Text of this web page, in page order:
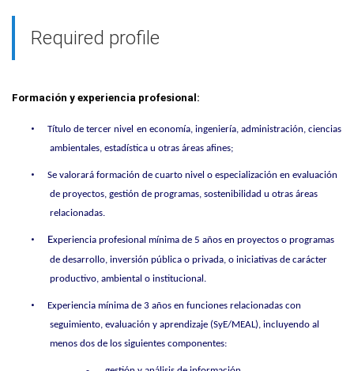
Required profile
Formación y experiencia profesional:
• Título de tercer nivel en economía, ingeniería, administración, ciencias
ambientales, estadística u otras áreas afines;
•
Se valorará formación de cuarto nivel o especialización en evaluación
de proyectos, gestión de programas, sostenibilidad u otras áreas
relacionadas.
• Experiencia profesional mínima de 5 años en proyectos o programas
de desarrollo, inversión pública o privada, o iniciativas de carácter
productivo, ambiental o institucional.
•
Experiencia mínima de 3 años en funciones relacionadas con
seguimiento, evaluación y aprendizaje (SyE/MEAL), incluyendo al
menos dos de los siguientes componentes: